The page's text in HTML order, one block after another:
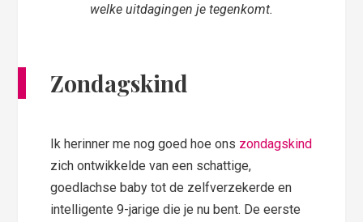
welke uitdagingen je tegenkomt.
Zondagskind
Ik herinner me nog goed hoe ons zondagskind
zich ontwikkelde van een schattige,
goedlachse baby tot de zelfverzekerde en
intelligente 9-jarige die je nu bent. De eerste